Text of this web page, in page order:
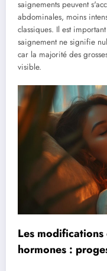
saignements peuvent
abdominales, moins
classiques. Il est
saignement ne signifie
car la majorité des
visible.
Les
hormones :